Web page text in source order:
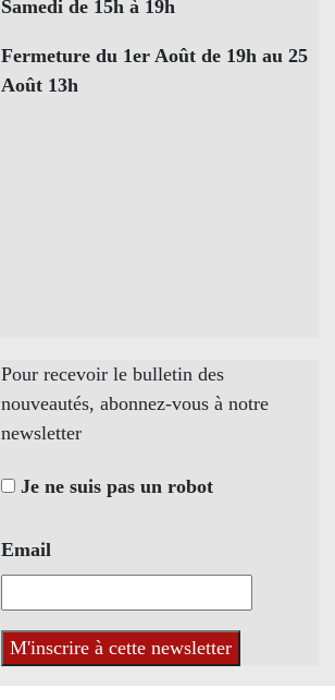
Samedi de 15h à 19h
Fermeture du 1er Août de 19h au 25
Août 13h
Pour recevoir le bulletin des
nouveautés, abonnez-vous à notre
newsletter
Je ne suis pas un robot
Email